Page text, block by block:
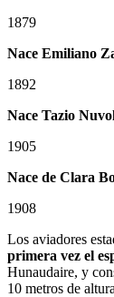
1879
Nace Emiliano
1892
Nace Tazio
1905
Nace de Clara
1908
Los aviadores
primera vez el
Hunaudaire, y
10 metros de